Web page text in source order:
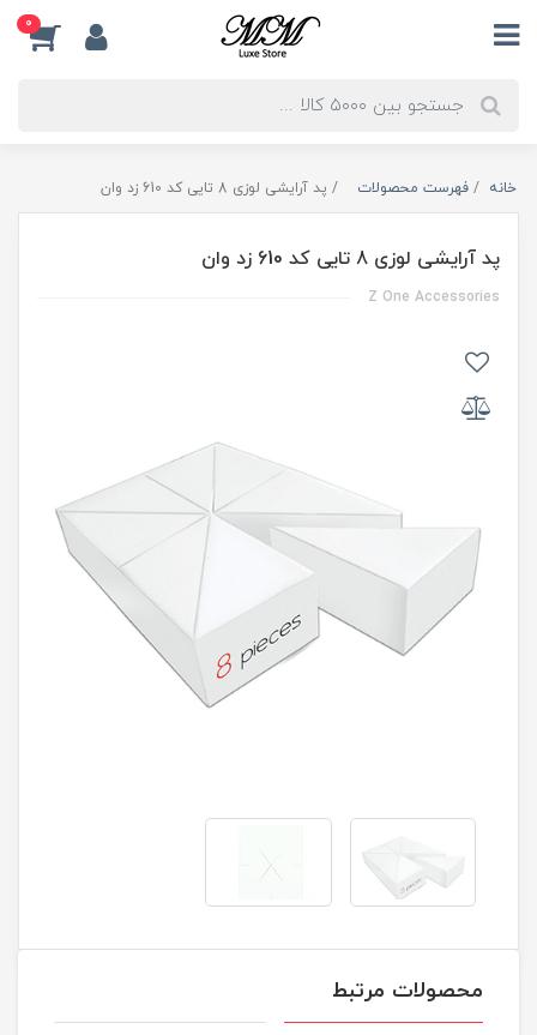
0
خانه فهرست محصولات پد آرایشی لوزی 8 تایی کد 610 زد وان
پد آرایشی لوزی 8 تایی کد 610 زد وان
Z One Accessories
محصولات مرتبط